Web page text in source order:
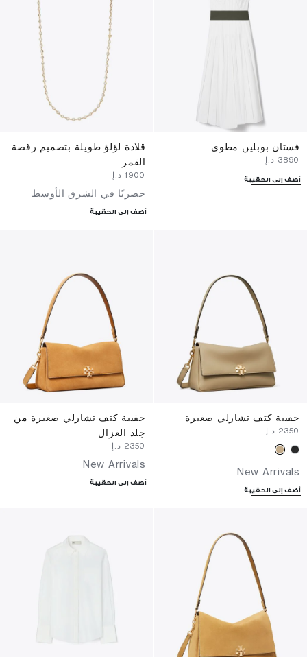
فستان بوبلين مطوي
أضف إلى الحقيبة
قلادة لؤلؤ طويلة بتصميم رقصة
القمر
حصريًا في الشرق الأوسط
أضف إلى الحقيبة
حقيبة كتف تشارلي صغيرة
New Arrivals
أضف إلى الحقيبة
حقيبة كتف تشارلي صغيرة من
جلد الغزال
New Arrivals
أضف إلى الحقيبة